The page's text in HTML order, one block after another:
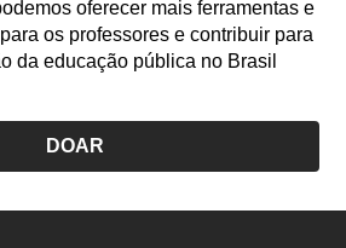
oferecer mais ferramentas e
os professores e contribuir para
da educação pública no Brasil
DOAR